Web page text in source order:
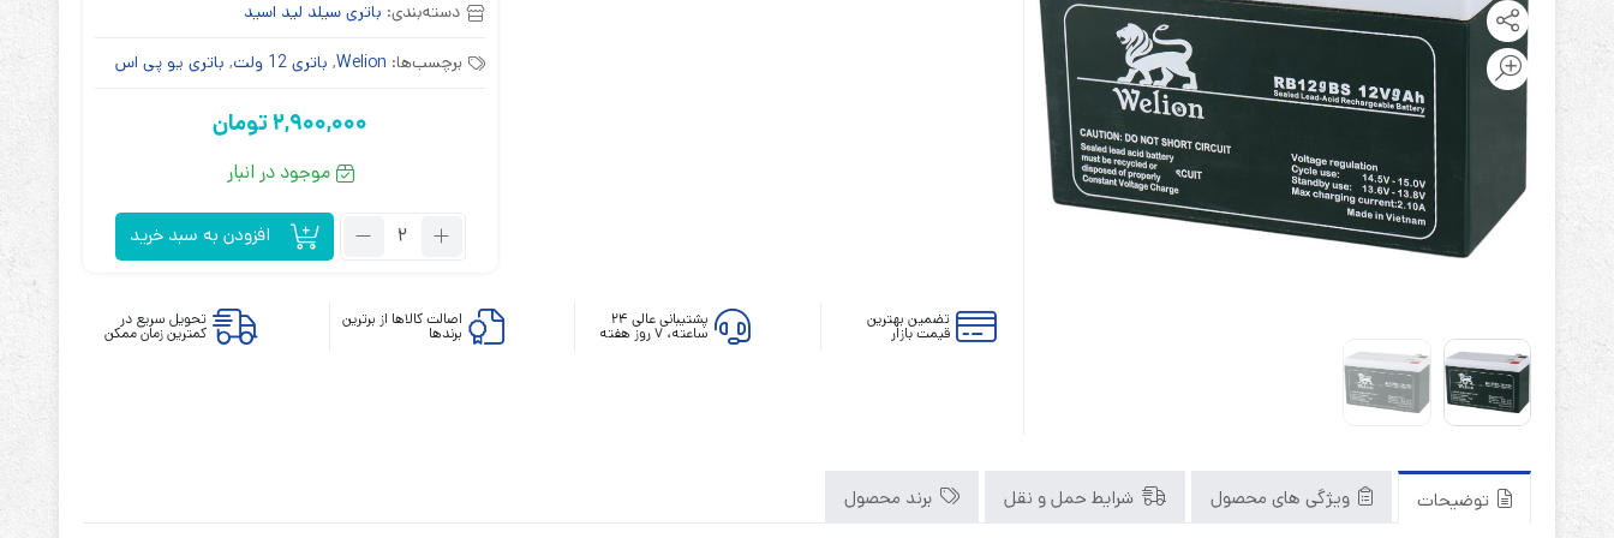
باتری آلکالاین
سلاموند
موریسل
کینگ بت
یونیتکس پاور
ZTY
ترانس ایزوله
روش های تخلیه
دسته‌بندی: باتری سیلد لید اسید
برچسب‌ها: Welion
, باتری 12 ولت , باتری یو پی اس
2,900,000 تومان
موجود در انبار
تعداد:
12
افزودن به سبد خرید
تضمین بهترین
قیمت بازار
پشتیبانی عالی ۲۴
ساعته، ۷ روز هفته
اصالت کالاها از برترین
برندها
تحویل سریع در
کمترین زمان ممکن
توضیحات ویژگی های محصول شرایط حمل و نقل برند محصول